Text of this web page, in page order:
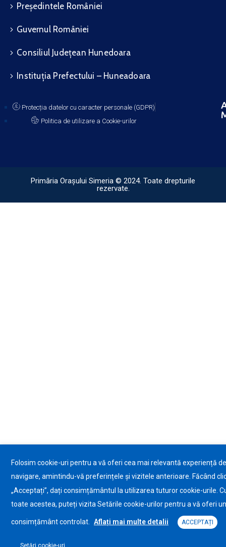
Președintele României
Guvernul României
Consiliul Județean Hunedoara
Instituția Prefectului – Huneadoara
Protecția datelor cu caracter personale (GDPR)
Politica de utilizare a Cookie-urilor
Primăria Orașului Simeria © 2024. Toate drepturile
rezervate.
Folosim cookie-uri pentru a vă oferi cea mai relevantă experiență de
navigare, amintindu-vă preferințele și vizitele anterioare. Făcând
„Acceptați”, dați consimțământul la utilizarea tuturor cookie-urile.
toate acestea, puteți vizita Setările cookie-urilor pentru a vă oferi un
consimțământ controlat. Aflați mai multe detalii ACCEPTAȚI
Setări cookie-uri